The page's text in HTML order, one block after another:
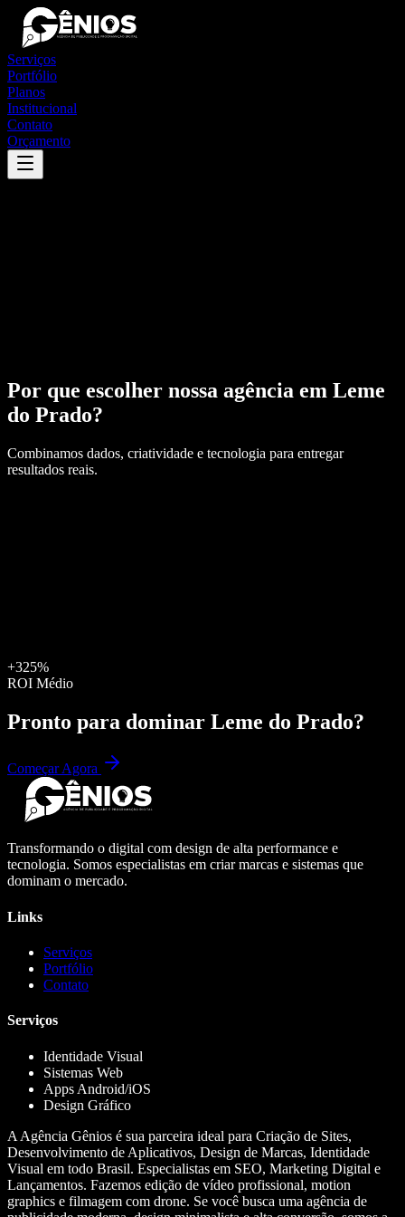
Serviços
Portfólio
Planos
Institucional
Contato
Orçamento
Por que escolher nossa agência em Leme
do Prado?
Combinamos dados, criatividade e tecnologia para entregar
resultados reais.
+325%
ROI Médio
Pronto para dominar Leme do Prado?
Começar Agora
Transformando o digital com design de alta performance e
tecnologia. Somos especialistas em criar marcas e sistemas que
dominam o mercado.
Links
Serviços
Portfólio
Contato
Serviços
Identidade Visual
Sistemas Web
Apps Android/iOS
Design Gráfico
A Agência Gênios é sua parceira ideal para Criação de Sites,
Desenvolvimento de Aplicativos, Design de Marcas, Identidade
Visual em todo Brasil. Especialistas em SEO, Marketing Digital e
Lançamentos. Fazemos edição de vídeo profissional, motion
graphics e filmagem com drone. Se você busca uma agência de